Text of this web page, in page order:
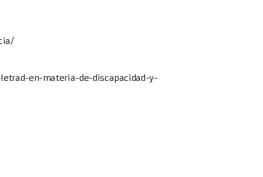
en-materia-de-discapacidad-y-